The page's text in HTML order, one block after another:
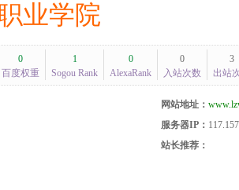
业学院
0
百度权重
1
Sogou Rank
0
AlexaRank
0
入站次数
3
出站
网站地址：
服务器IP：
站长推荐：